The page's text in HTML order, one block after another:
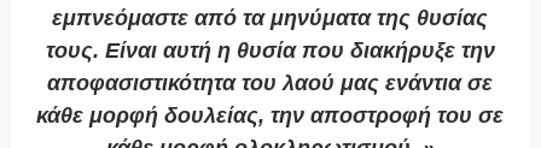
εμπνεόμαστε από τα μηνύματα της θυσίας
τους. Είναι αυτή η θυσία που διακήρυξε την
αποφασιστικότητα του λαού μας ενάντια σε
κάθε μορφή δουλείας, την αποστροφή του σε